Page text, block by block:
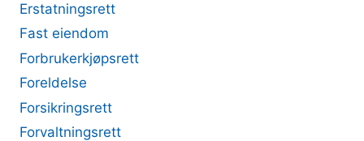
Erstatningsrett
Fast eiendom
Forbrukerkjøpsrett
Foreldelse
Forsikringsrett
Forvaltningsrett